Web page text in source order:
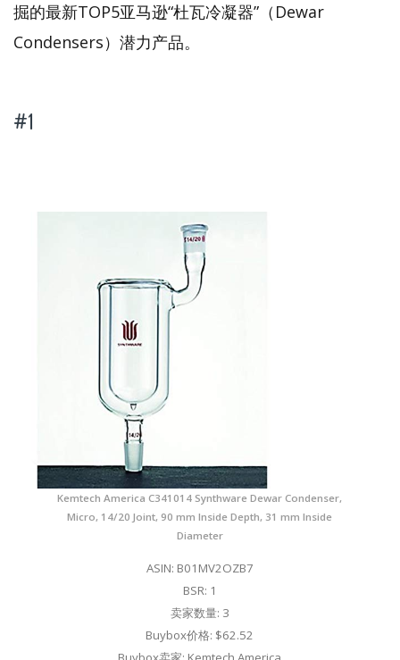
掘的最新TOP5亚马逊“杜瓦冷凝器”（Dewar
Condensers）潜力产品。
#1
Kemtech America C341014 Synthware Dewar Condenser,
Micro, 14/20 Joint, 90 mm Inside Depth, 31 mm Inside
Diameter
ASIN: B01MV2OZB7
BSR: 1
卖家数量: 3
Buybox价格: $62.52